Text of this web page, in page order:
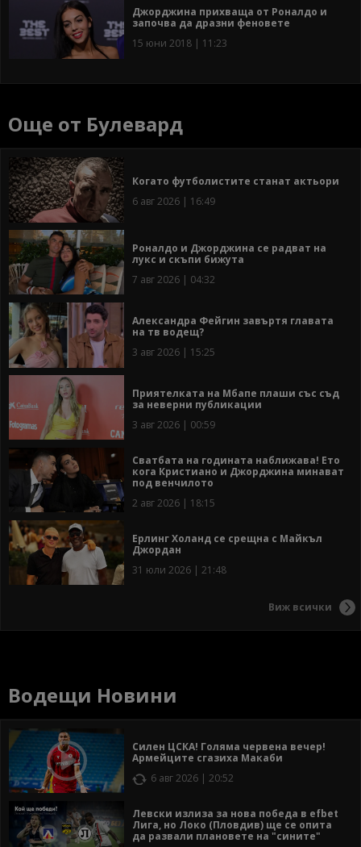
Джорджина прихваща от Роналдо и
започва да дразни феновете
15 юни 2018 | 11:23
Още от Булевард
Когато футболистите станат актьори
6 авг 2026 | 16:49
Роналдо и Джорджина се радват на
лукс и скъпи бижута
7 авг 2026 | 04:32
Александра Фейгин завъртя главата
на тв водещ?
3 авг 2026 | 15:25
Приятелката на Мбапе плаши със съд
за неверни публикации
3 авг 2026 | 00:59
Сватбата на годината наближава! Ето
кога Кристиано и Джорджина минават
под венчилото
2 авг 2026 | 18:15
Ерлинг Холанд се срещна с Майкъл
Джордан
31 юли 2026 | 21:48
Виж всички
Водещи Новини
Силен ЦСКА! Голяма червена вечер!
Армейците сгазиха Макаби
6 авг 2026 | 20:52
Левски излиза за нова победа в efbet
Лига, но Локо (Пловдив) ще се опита
да развали плановете на "сините"